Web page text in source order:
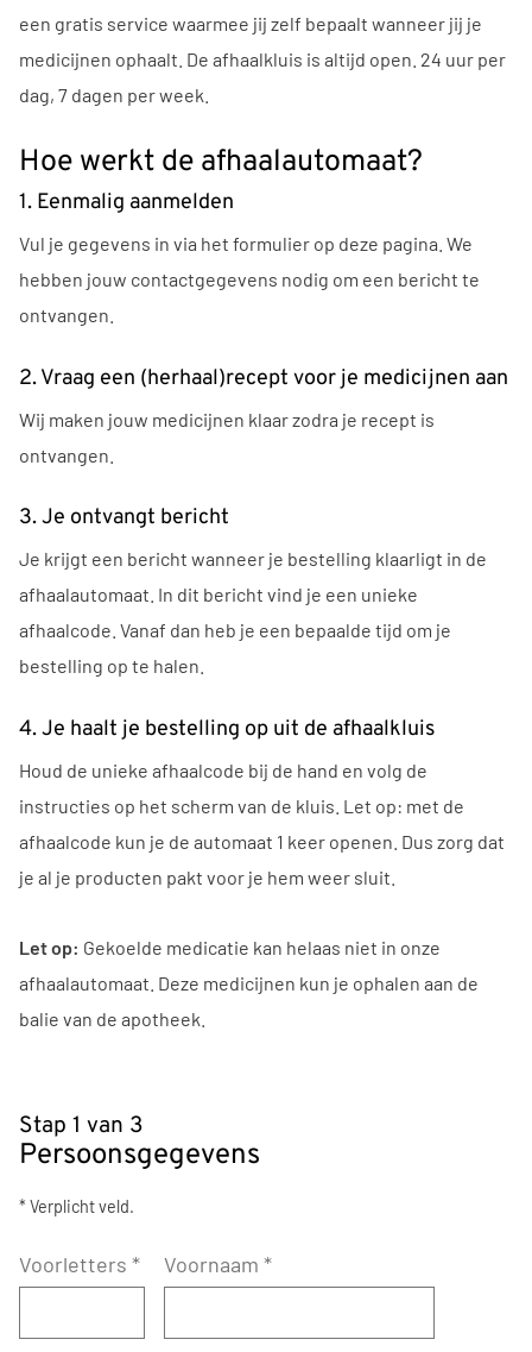
een gratis service waarmee jij zelf bepaalt wanneer jij je
medicijnen ophaalt. De afhaalkluis is altijd open. 24 uur per
dag, 7 dagen per week.
Hoe werkt de afhaalautomaat?
1. Eenmalig aanmelden
Vul je gegevens in via het formulier op deze pagina. We
hebben jouw contactgegevens nodig om een bericht te
ontvangen.
2. Vraag een (herhaal)recept voor je medicijnen aan
Wij maken jouw medicijnen klaar zodra je recept is
ontvangen.
3. Je ontvangt bericht
Je krijgt een bericht wanneer je bestelling klaarligt in de
afhaalautomaat. In dit bericht vind je een unieke
afhaalcode. Vanaf dan heb je een bepaalde tijd om je
bestelling op te halen.
4. Je haalt je bestelling op uit de afhaalkluis
Houd de unieke afhaalcode bij de hand en volg de
instructies op het scherm van de kluis. Let op: met de
afhaalcode kun je de automaat 1 keer openen. Dus zorg dat
je al je producten pakt voor je hem weer sluit.
Let op: Gekoelde medicatie kan helaas niet in onze
afhaalautomaat. Deze medicijnen kun je ophalen aan de
balie van de apotheek.
Stap 1 van 3
Persoonsgegevens
* Verplicht veld.
Voorletters * Voornaam *